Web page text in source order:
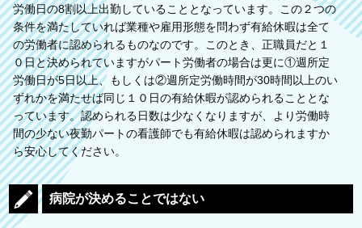
労働日の8割以上出勤していることとなっています。この２つの
条件を満たしていれば業種や雇用形態を問わず有給休暇は全て
の労働者に認められるものなのです。このとき、正職員だと１
０日と決められていますがパート労働者の場合は更に①週所定
労働日が5日以上、もしくは②週所定労働時間が30時間以上のい
ずれかを満たせば同じ１０日の有給休暇が認められることとな
っています。認められる日数は少なくなりますが、より労働時
間の少ない夜勤パートの看護師でも有給休暇は認められますか
ら安心してください。
病院が決めることではない